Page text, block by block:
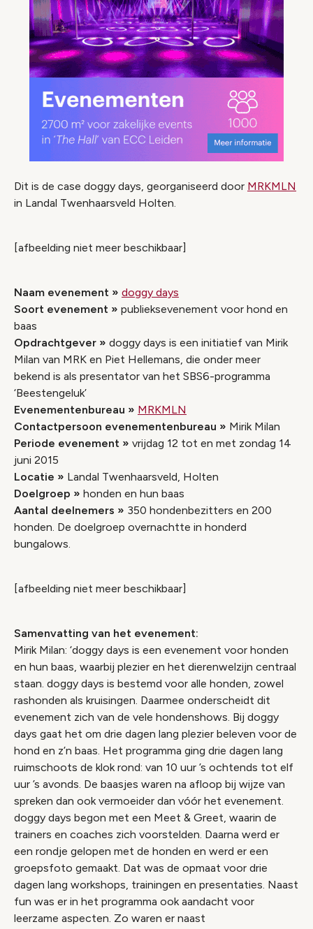
Dit is de case doggy days, georganiseerd door MRKMLN
in Landal Twenhaarsveld Holten.
[afbeelding niet meer beschikbaar]
Naam evenement » doggy days
Soort evenement » publieksevenement voor hond en
baas
Opdrachtgever » doggy days is een initiatief van Mirik
Milan van MRK en Piet Hellemans, die onder meer
bekend is als presentator van het SBS6-programma
‘Beestengeluk’
Evenementenbureau » MRKMLN
Contactpersoon evenementenbureau » Mirik Milan
Periode evenement » vrijdag 12 tot en met zondag 14
juni 2015
Locatie » Landal Twenhaarsveld, Holten
Doelgroep » honden en hun baas
Aantal deelnemers » 350 hondenbezitters en 200
honden. De doelgroep overnachtte in honderd
bungalows.
[afbeelding niet meer beschikbaar]
Samenvatting van het evenement:
Mirik Milan: ‘doggy days is een evenement voor honden
en hun baas, waarbij plezier en het dierenwelzijn centraal
staan. doggy days is bestemd voor alle honden, zowel
rashonden als kruisingen. Daarmee onderscheidt dit
evenement zich van de vele hondenshows. Bij doggy
days gaat het om drie dagen lang plezier beleven voor de
hond en z’n baas. Het programma ging drie dagen lang
ruimschoots de klok rond: van 10 uur ’s ochtends tot elf
uur ’s avonds. De baasjes waren na afloop bij wijze van
spreken dan ook vermoeider dan vóór het evenement.
doggy days begon met een Meet & Greet, waarin de
trainers en coaches zich voorstelden. Daarna werd er
een rondje gelopen met de honden en werd er een
groepsfoto gemaakt. Dat was de opmaat voor drie
dagen lang workshops, trainingen en presentaties. Naast
fun was er in het programma ook aandacht voor
leerzame aspecten. Zo waren er naast